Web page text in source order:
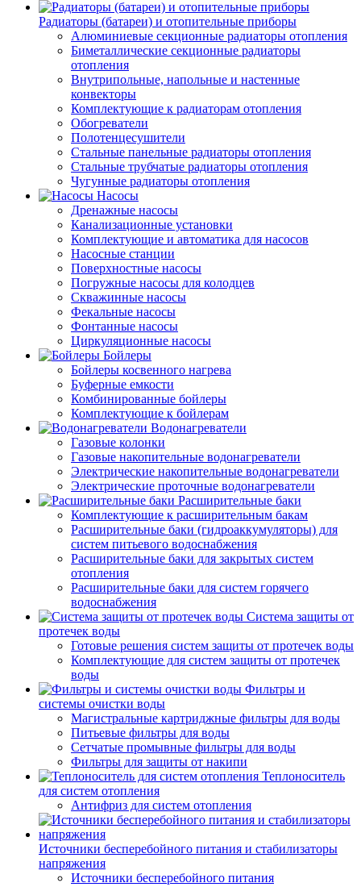
Радиаторы (батареи) и отопительные приборы
Алюминиевые секционные радиаторы отопления
Биметаллические секционные радиаторы
отопления
Внутрипольные, напольные и настенные
конвекторы
Комплектующие к радиаторам отопления
Обогреватели
Полотенцесушители
Стальные панельные радиаторы отопления
Стальные трубчатые радиаторы отопления
Чугунные радиаторы отопления
Насосы
Дренажные насосы
Канализационные установки
Комплектующие и автоматика для насосов
Насосные станции
Поверхностные насосы
Погружные насосы для колодцев
Скважинные насосы
Фекальные насосы
Фонтанные насосы
Циркуляционные насосы
Бойлеры
Бойлеры косвенного нагрева
Буферные емкости
Комбинированные бойлеры
Комплектующие к бойлерам
Водонагреватели
Газовые колонки
Газовые накопительные водонагреватели
Электрические накопительные водонагреватели
Электрические проточные водонагреватели
Расширительные баки
Комплектующие к расширительным бакам
Расширительные баки (гидроаккумуляторы) для
систем питьевого водоснабжения
Расширительные баки для закрытых систем
отопления
Расширительные баки для систем горячего
водоснабжения
Система защиты от
протечек воды
Готовые решения систем защиты от протечек воды
Комплектующие для систем защиты от протечек
воды
Фильтры и
системы очистки воды
Магистральные картриджные фильтры для воды
Питьевые фильтры для воды
Сетчатые промывные фильтры для воды
Фильтры для защиты от накипи
Теплоноситель
для систем отопления
Антифриз для систем отопления
Источники бесперебойного питания и стабилизаторы
напряжения
Источники бесперебойного питания